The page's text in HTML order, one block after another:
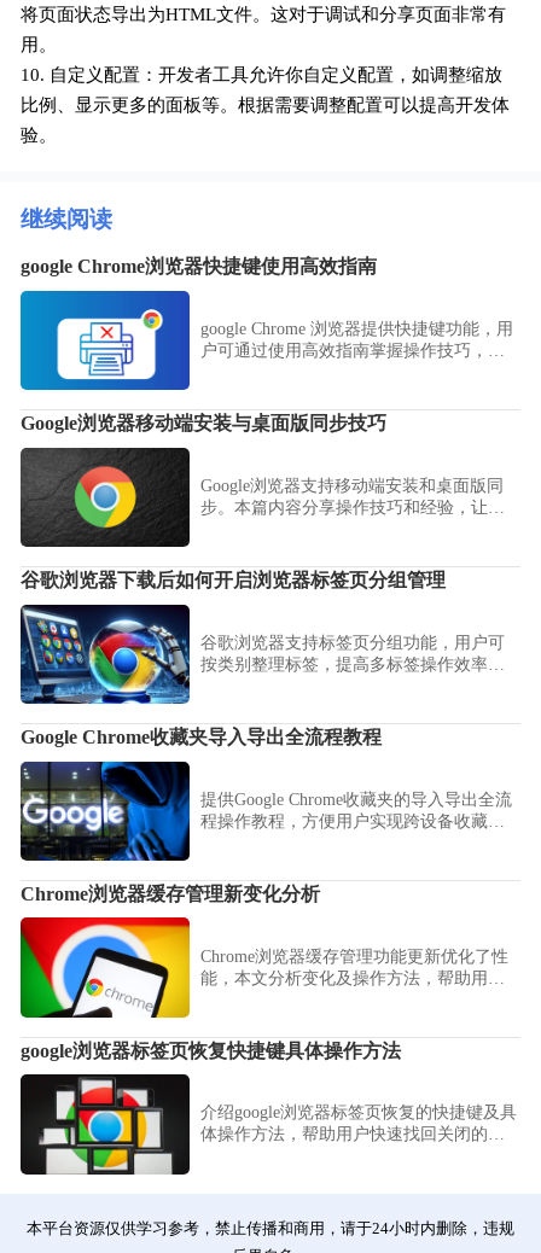
将页面状态导出为HTML文件。这对于调试和分享页面非常有
用。
10. 自定义配置：开发者工具允许你自定义配置，如调整缩放
比例、显示更多的面板等。根据需要调整配置可以提高开发体
验。
继续阅读
google Chrome浏览器快捷键使用高效指南
google Chrome 浏览器提供快捷键功能，用
户可通过使用高效指南掌握操作技巧，提
Google浏览器移动端安装与桌面版同步技巧
Google浏览器支持移动端安装和桌面版同
步。本篇内容分享操作技巧和经验，让用
谷歌浏览器下载后如何开启浏览器标签页分组管理
谷歌浏览器支持标签页分组功能，用户可
按类别整理标签，提高多标签操作效率和
Google Chrome收藏夹导入导出全流程教程
提供Google Chrome收藏夹的导入导出全流
程操作教程，方便用户实现跨设备收藏夹
Chrome浏览器缓存管理新变化分析
Chrome浏览器缓存管理功能更新优化了性
能，本文分析变化及操作方法，帮助用户
google浏览器标签页恢复快捷键具体操作方法
介绍google浏览器标签页恢复的快捷键及具
体操作方法，帮助用户快速找回关闭的标
本平台资源仅供学习参考，禁止传播和商用，请于24小时内删除，违规